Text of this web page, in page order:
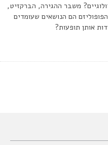
משבר ההגירה, הברקזיט,
הם הנושאים שעומדים
אותן תופעות?